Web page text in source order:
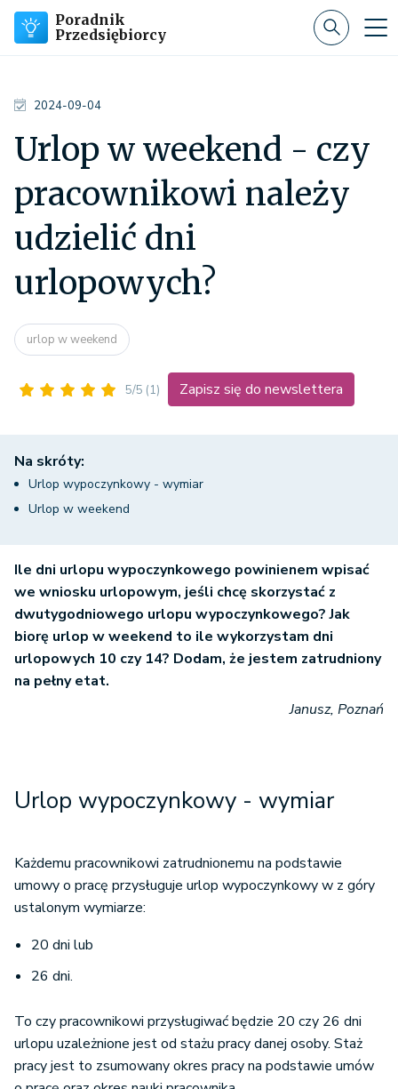
Poradnik
Przedsiębiorcy
2024-09-04
Urlop w weekend - czy
pracownikowi należy
udzielić dni
urlopowych?
urlop w weekend
5/5 (1) Zapisz się do newslettera
Na skróty:
Urlop wypoczynkowy - wymiar
Urlop w weekend
Ile dni urlopu wypoczynkowego powinienem wpisać
we wniosku urlopowym, jeśli chcę skorzystać z
dwutygodniowego urlopu wypoczynkowego? Jak
biorę urlop w weekend to ile wykorzystam dni
urlopowych 10 czy 14? Dodam, że jestem zatrudniony
na pełny etat.
Janusz, Poznań
Urlop wypoczynkowy - wymiar
Każdemu pracownikowi zatrudnionemu na podstawie
umowy o pracę przysługuje urlop wypoczynkowy w z góry
ustalonym wymiarze:
20 dni lub
26 dni.
To czy pracownikowi przysługiwać będzie 20 czy 26 dni
urlopu uzależnione jest od stażu pracy danej osoby. Staż
pracy jest to zsumowany okres pracy na podstawie umów